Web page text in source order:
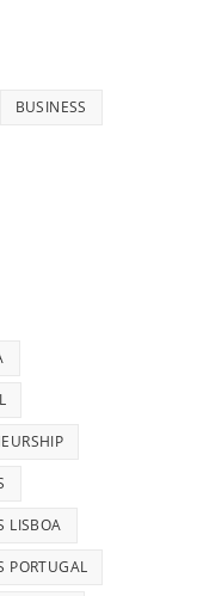
BUSINESS
LISBOA
PORTUGAL